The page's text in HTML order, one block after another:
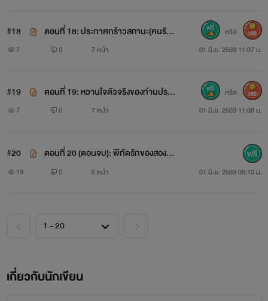
#18
ตอนที่ 18: ประกาศกร้าวสถานะ(คนรัก
ตัวจริง)
7 0 7 หน้า 01 มิ.ย. 2569 11:07 น.
หรือ 300
#19
ตอนที่ 19: หวานใจตัวจริงของท่านประธ
าน
7 0 7 หน้า 01 มิ.ย. 2569 11:08 น.
หรือ 300
#20
ตอนที่ 20 (ตอนจบ): พิกัดรักของสองเร
19 0 5 หน้า 01 มิ.ย. 2569 06:10 น.
เกี่ยวกับนักเขียน